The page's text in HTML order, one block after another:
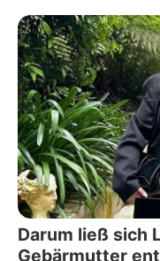
Darum ließ sich
Gebärmutter